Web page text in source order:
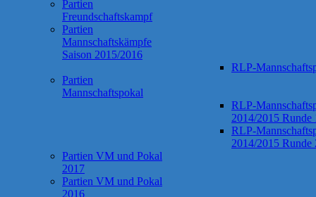
Partien
Freundschaftskampf
Partien
Mannschaftskämpfe
Saison 2015/2016
RLP-
Partien
Mannschaftspokal
RLP-
2014/2015 Runde
RLP-
2014/2015 Runde
Partien VM und Pokal
2017
Partien VM und Pokal
2016